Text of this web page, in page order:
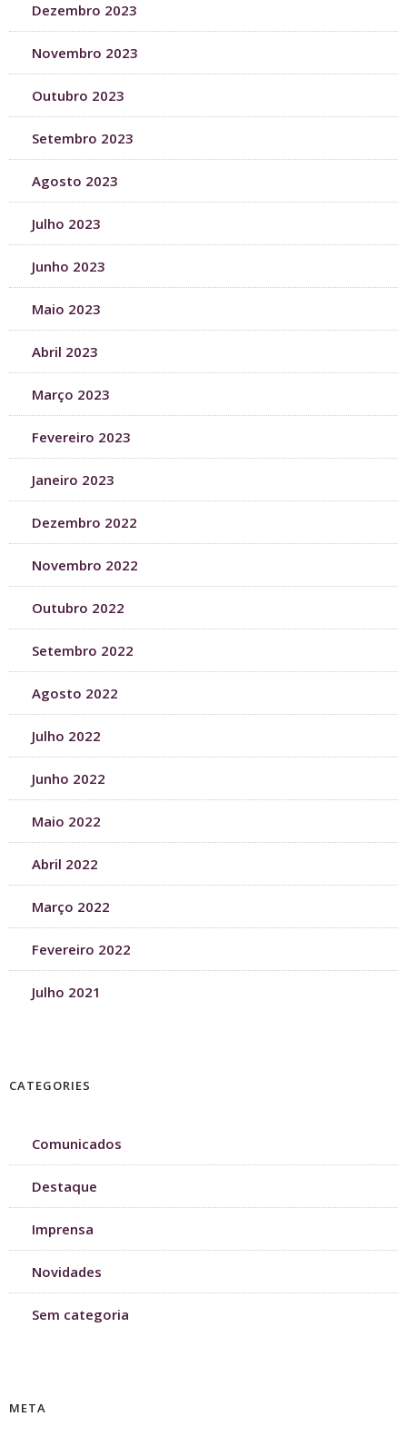
Dezembro 2023
Novembro 2023
Outubro 2023
Setembro 2023
Agosto 2023
Julho 2023
Junho 2023
Maio 2023
Abril 2023
Março 2023
Fevereiro 2023
Janeiro 2023
Dezembro 2022
Novembro 2022
Outubro 2022
Setembro 2022
Agosto 2022
Julho 2022
Junho 2022
Maio 2022
Abril 2022
Março 2022
Fevereiro 2022
Julho 2021
CATEGORIES
Comunicados
Destaque
Imprensa
Novidades
Sem categoria
META